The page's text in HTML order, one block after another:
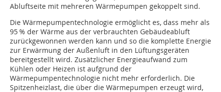
Abluftseite mit mehreren Wärmepumpen gekoppelt sind.
Die Wärmepumpentechnologie ermöglicht es, dass mehr als
95 % der Wärme aus der verbrauchten Gebäudeabluft
zurückgewonnen werden kann und so die komplette Energie
zur Erwärmung der Außenluft in den Lüftungsgeräten
bereitgestellt wird. Zusätzlicher Energieaufwand zum
Kühlen oder Heizen ist aufgrund der
Wärmepumpentechnologie nicht mehr erforderlich. Die
Spitzenheizlast, die über die Wärmepumpen erzeugt wird,